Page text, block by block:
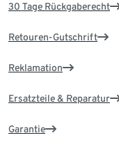
30 Tage Rückgaberecht
Retouren-Gutschrift
Reklamation
Ersatzteile & Reparatur
Garantie